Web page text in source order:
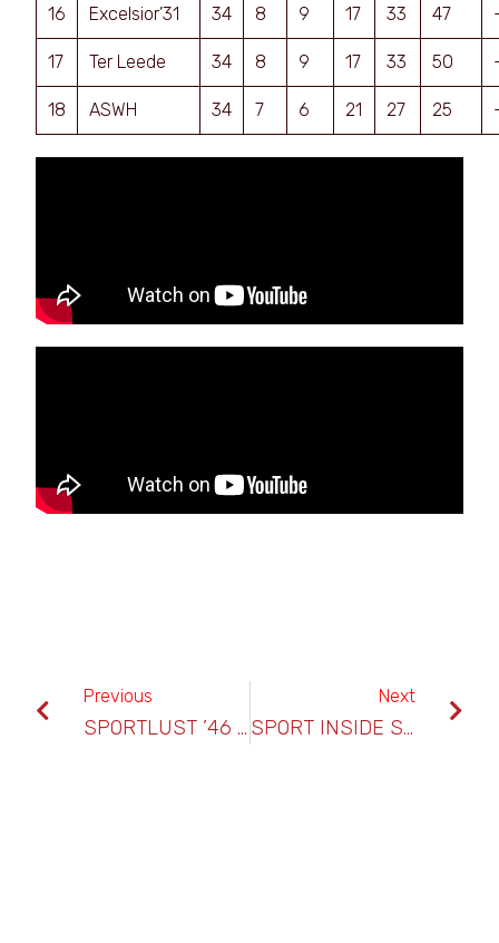
16 Excelsior’31 34 8 9 17 33 47
17 Ter Leede 34 8 9 17 33 50
18 ASWH 34 7 6 21 27 25
Previous
SPORTLUST ’46 – HARKEMASE BOYS
Next
SPORT INSIDE SPORTGALA WOERDEN SPONSOR BOLTON